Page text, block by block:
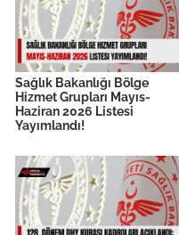
Sağlık Bakanlığı Bölge
Hizmet Grupları Mayıs-
Haziran 2026 Listesi
Yayımlandı!